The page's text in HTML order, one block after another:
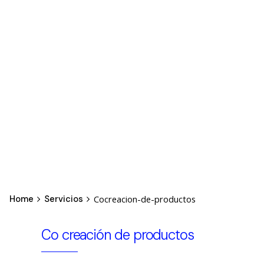
Home Servicios Cocreacion-de-productos
Co creación de productos